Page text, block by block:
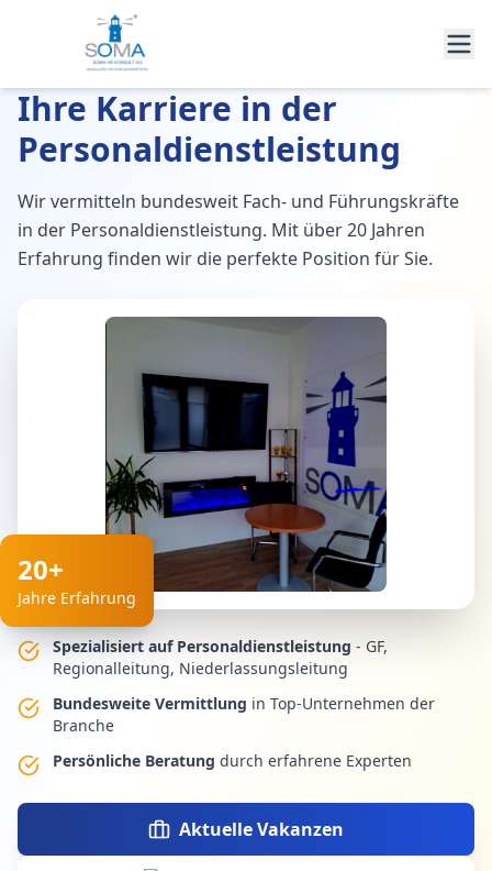
Ihre Karriere in der
Personaldienstleistung
Wir vermitteln bundesweit Fach- und Führungskräfte
in der Personaldienstleistung. Mit über 20 Jahren
Erfahrung finden wir die perfekte Position für Sie.
20+
Jahre Erfahrung
Spezialisiert auf Personaldienstleistung - GF,
Regionalleitung, Niederlassungsleitung
Bundesweite Vermittlung in Top-Unternehmen der
Branche
Persönliche Beratung durch erfahrene Experten
Aktuelle Vakanzen